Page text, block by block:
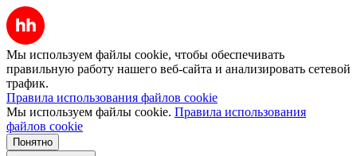
Мы используем файлы cookie, чтобы обеспечивать
правильную работу нашего веб-сайта и анализировать сетевой
трафик.
Правила использования файлов cookie
Мы используем файлы cookie. Правила использования
файлов cookie
Понятно